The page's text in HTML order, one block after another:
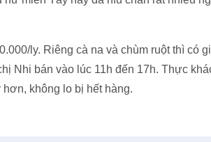
ly. Riêng cà na và chùm ruột thì có
Nhi bán vào lúc 11h đến 17h. Thực
không lo bị hết hàng.